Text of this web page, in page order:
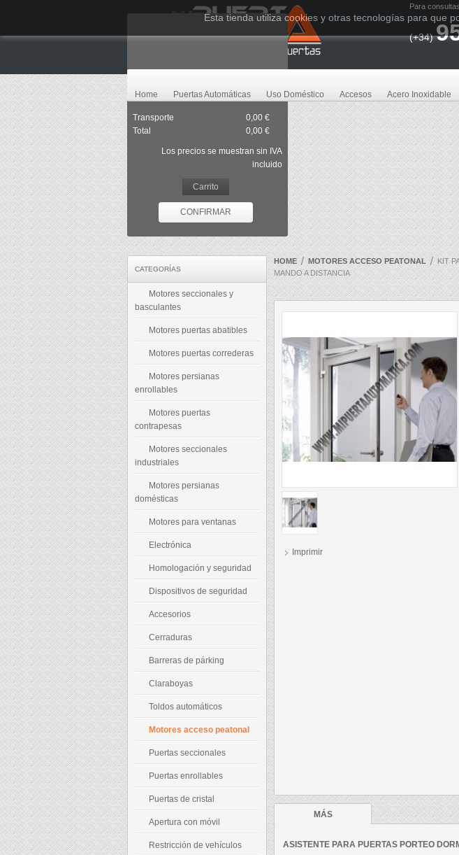
Para
(+34)
Home Puertas Automáticas Uso Doméstico Accesos Acero Inoxidable
0,00 €
Transporte
0,00 €
Total
Los precios se muestran sin IVA
incluido
Carrito
CONFIRMAR
CATEGORÍAS
Motores seccionales y
basculantes
Motores puertas abatibles
Motores puertas correderas
Motores persianas
enrollables
Motores puertas
contrapesas
Motores seccionales
industriales
Motores persianas
domésticas
Motores para ventanas
Electrónica
Homologación y seguridad
Dispositivos de seguridad
Accesorios
Cerraduras
Barreras de párking
Claraboyas
Toldos automáticos
Motores acceso peatonal
Puertas seccionales
Puertas enrollables
Puertas de cristal
Apertura con móvil
Restricción de vehículos
HOME MOTORES ACCESO PEATONAL
KIT
MANDO A DISTANCIA
Imprimir
MÁS
ASISTENTE PARA PUERTAS PORTEO
Esta tienda utiliza cookies y otras tecnologías para que